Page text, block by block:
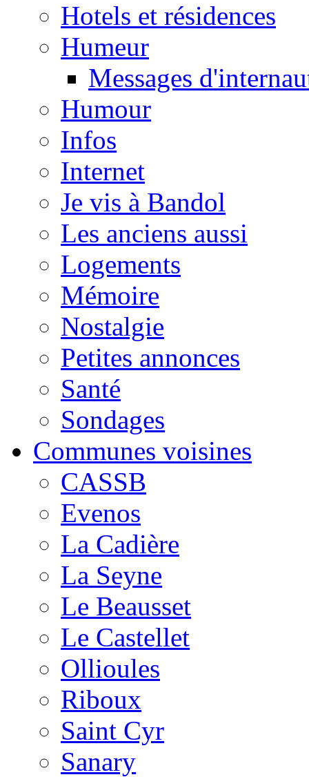
Hotels et résidences
Humeur
Messages
Humour
Infos
Internet
Je vis à Bandol
Les anciens aussi
Logements
Mémoire
Nostalgie
Petites annonces
Santé
Sondages
Communes voisines
CASSB
Evenos
La Cadière
La Seyne
Le Beausset
Le Castellet
Ollioules
Riboux
Saint Cyr
Sanary